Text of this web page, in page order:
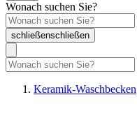
Wonach suchen Sie?
schließenschließen
Keramik-Waschbecken